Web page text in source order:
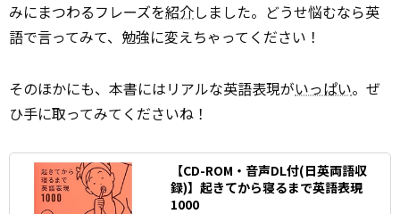
みにまつわるフレーズを紹介しました。どうせ悩むなら英
語で言ってみて、勉強に変えちゃってください！
そのほかにも、本書にはリアルな英語表現がいっぱい。ぜ
ひ手に取ってみてくださいね！
【CD-ROM・音声DL付(日英両語収
録)】起きてから寝るまで英語表現
1000